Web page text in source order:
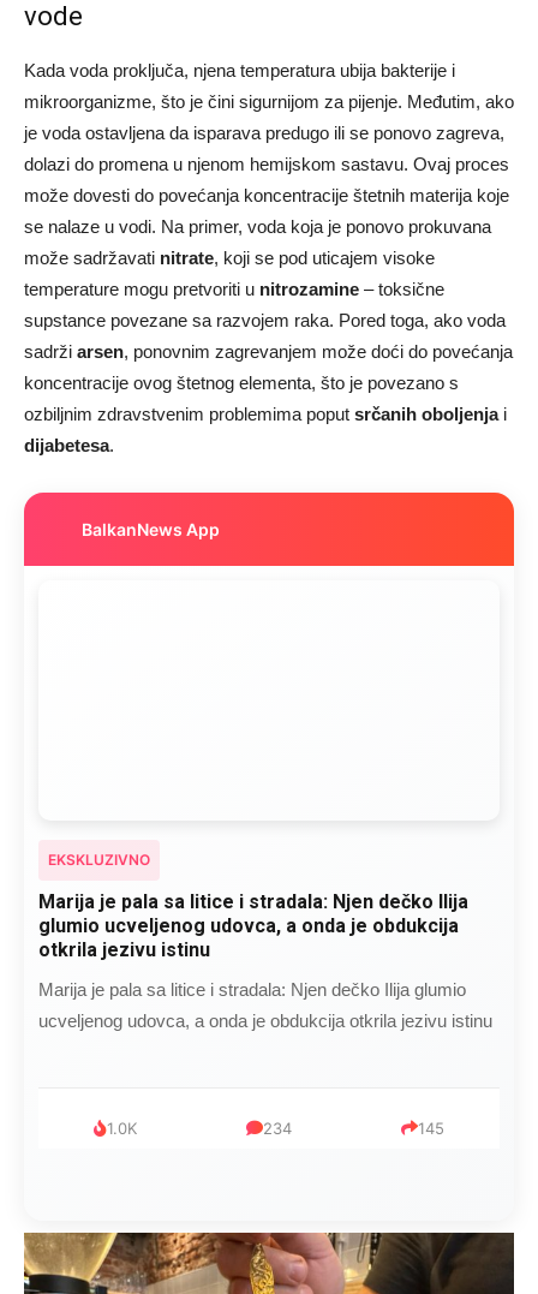
vode
Kada voda proključa, njena temperatura ubija bakterije i
mikroorganizme, što je čini sigurnijom za pijenje. Međutim, ako
je voda ostavljena da isparava predugo ili se ponovo zagreva,
dolazi do promena u njenom hemijskom sastavu. Ovaj proces
može dovesti do povećanja koncentracije štetnih materija koje
se nalaze u vodi. Na primer, voda koja je ponovo prokuvana
može sadržavati nitrate, koji se pod uticajem visoke
temperature mogu pretvoriti u nitrozamine – toksične
supstance povezane sa razvojem raka. Pored toga, ako voda
sadrži arsen, ponovnim zagrevanjem može doći do povećanja
koncentracije ovog štetnog elementa, što je povezano s
ozbiljnim zdravstvenim problemima poput srčanih oboljenjai
dijabetesa.
BalkanNews App
EKSKLUZIVNO
Marija je pala sa litice i stradala: Njen dečko Ilija
glumio ucveljenog udovca, a onda je obdukcija
otkrila jezivu istinu
Marija je pala sa litice i stradala: Njen dečko Ilija glumio
ucveljenog udovca, a onda je obdukcija otkrila jezivu istinu
1.0K 234 145